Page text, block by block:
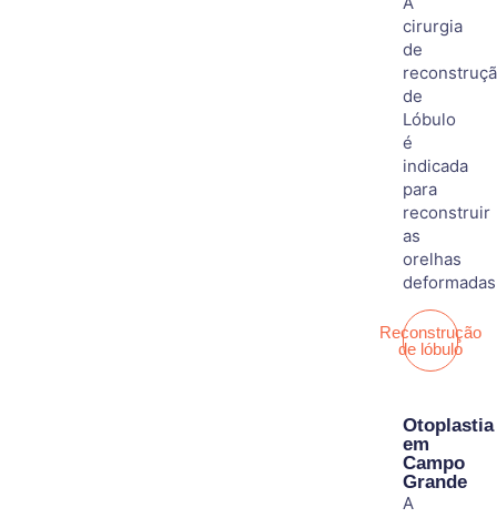
cirurgia
de
de
Lóbulo
é
indicada
para
reconstruir
as
orelhas
Reconstrução
de lóbulo
Otoplastia
em
Campo
Grande
A